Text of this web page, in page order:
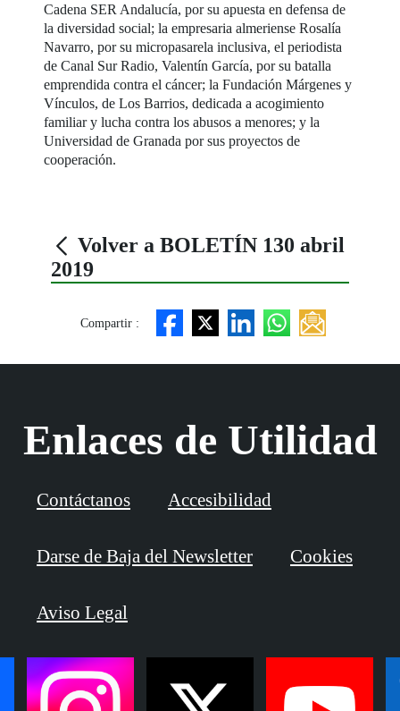
Cadena SER Andalucía, por su apuesta en defensa de
la diversidad social; la empresaria almeriense Rosalía
Navarro, por su micropasarela inclusiva, el periodista
de Canal Sur Radio, Valentín García, por su batalla
emprendida contra el cáncer; la Fundación Márgenes y
Vínculos, de Los Barrios, dedicada a acogimiento
familiar y lucha contra los abusos a menores; y la
Universidad de Granada por sus proyectos de
cooperación.
Volver a BOLETÍN 130 abril
2019
Compartir :
Enlaces de Utilidad
Contáctanos Accesibilidad
Darse de Baja del Newsletter Cookies
Aviso Legal